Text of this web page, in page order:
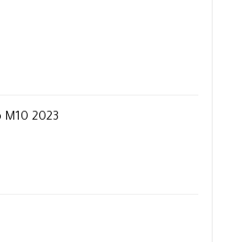
M10 2023